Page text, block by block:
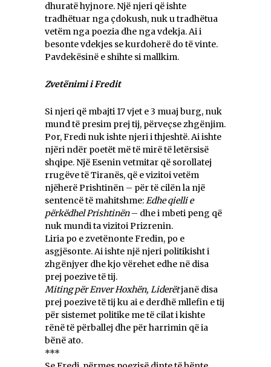
dhuratë hyjnore. Një njeri që ishte
tradhëtuar nga çdokush, nuk u tradhëtua
vetëm nga poezia dhe nga vdekja. Ai i
besonte vdekjes se kurdoherë do të vinte.
Pavdekësinë e shihte si mallkim.
Zvetënimi i Fredit
Si njeri që mbajti 17 vjet e 3 muaj burg, nuk
mund të presim prej tij, përveçse zhgënjim.
Por, Fredi nuk ishte njeri i thjeshtë. Ai ishte
njëri ndër poetët më të mirë të letërsisë
shqipe. Një Esenin vetmitar që sorollatej
rrugëve të Tiranës, që e vizitoi vetëm
njëherë Prishtinën – për të cilën la një
sentencë të mahitshme:Edhe qielli e
përkëdhel Prishtinën– dhe i mbeti peng që
nuk mundi ta vizitoi Prizrenin.
Liria po e zvetënonte Fredin, po e
asgjësonte. Ai ishte një njeri politikisht i
zhgënjyer dhe kjo vërehet edhe në disa
prej poezive të tij.
Miting për Enver Hoxhën, Liderëtjanë disa
prej poezive të tij ku ai e derdhë mllefin e tij
për sistemet politike me të cilat i kishte
rënë të përballej dhe për harrimin që ia
bënë ato.
***